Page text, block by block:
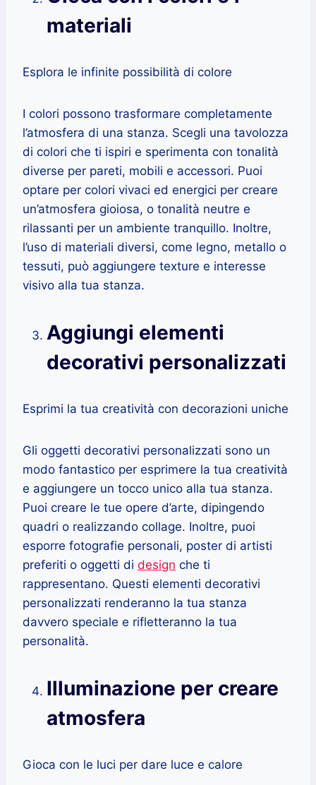
materiali
Esplora le infinite possibilità di colore
I colori possono trasformare completamente
l’atmosfera di una stanza. Scegli una tavolozza
di colori che ti ispiri e sperimenta con tonalità
diverse per pareti, mobili e accessori. Puoi
optare per colori vivaci ed energici per creare
un’atmosfera gioiosa, o tonalità neutre e
rilassanti per un ambiente tranquillo. Inoltre,
l’uso di materiali diversi, come legno, metallo o
tessuti, può aggiungere texture e interesse
visivo alla tua stanza.
Aggiungi elementi
decorativi personalizzati
Esprimi la tua creatività con decorazioni uniche
Gli oggetti decorativi personalizzati sono un
modo fantastico per esprimere la tua creatività
e aggiungere un tocco unico alla tua stanza.
Puoi creare le tue opere d’arte, dipingendo
quadri o realizzando collage. Inoltre, puoi
esporre fotografie personali, poster di artisti
preferiti o oggetti di design che ti
rappresentano. Questi elementi decorativi
personalizzati renderanno la tua stanza
davvero speciale e rifletteranno la tua
personalità.
Illuminazione per creare
atmosfera
Gioca con le luci per dare luce e calore